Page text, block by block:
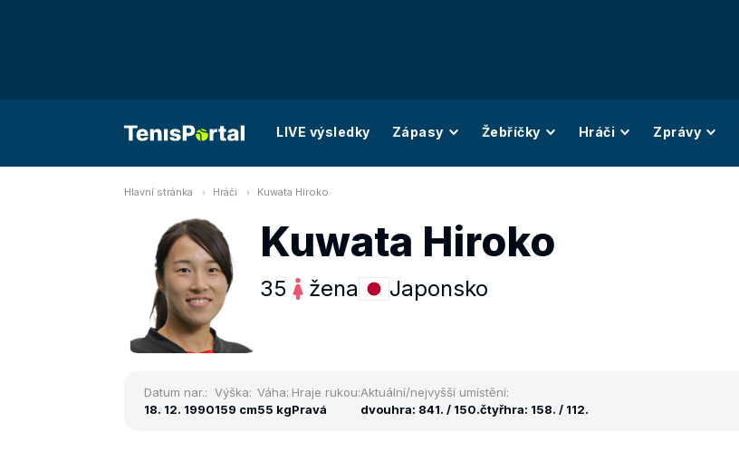
LIVE výsledky Zápasy Žebříčky Hráči Zprávy
Hlavní stránka Hráči Kuwata Hiroko
Kuwata Hiroko
35 žena Japonsko
Datum nar.:
18. 12. 1990
Výška:
159 cm
Váha:
55 kg
Hraje rukou:
Pravá
Aktuální/nejvyšší umístění:
dvouhra: 841. / 150.čtyřhra: 158. / 112.